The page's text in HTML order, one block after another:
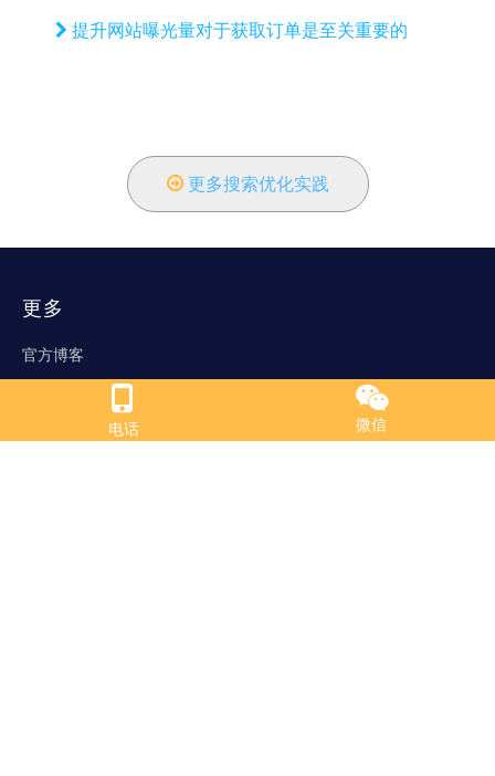
提升网站曝光量对于获取订单是至关重要的
更多搜索优化实践
更多
官方博客
优惠专区
电话 微信